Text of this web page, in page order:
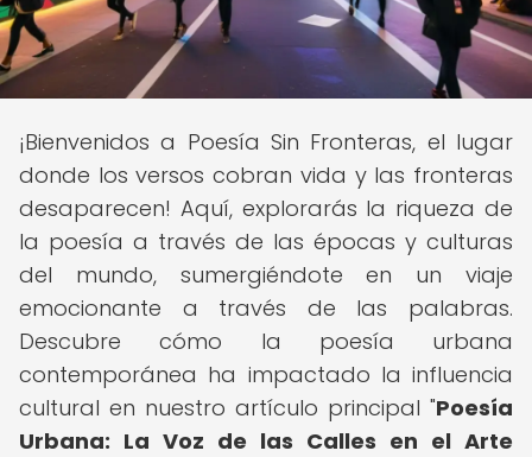
¡Bienvenidos a Poesía Sin Fronteras, el lugar
donde los versos cobran vida y las fronteras
desaparecen! Aquí, explorarás la riqueza de
la poesía a través de las épocas y culturas
del mundo, sumergiéndote en un viaje
emocionante a través de las palabras.
Descubre cómo la poesía urbana
contemporánea ha impactado la influencia
cultural en nuestro artículo principal "Poesía
Urbana: La Voz de las Calles en el Arte